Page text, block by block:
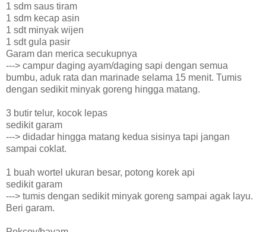
1 sdm saus tiram
1 sdm kecap asin
1 sdt minyak wijen
1 sdt gula pasir
Garam dan merica secukupnya
---> campur daging ayam/daging sapi dengan semua
bumbu, aduk rata dan marinade selama 15 menit. Tumis
dengan sedikit minyak goreng hingga matang.
3 butir telur, kocok lepas
sedikit garam
---> didadar hingga matang kedua sisinya tapi jangan
sampai coklat.
1 buah wortel ukuran besar, potong korek api
sedikit garam
---> tumis dengan sedikit minyak goreng sampai agak layu.
Beri garam.